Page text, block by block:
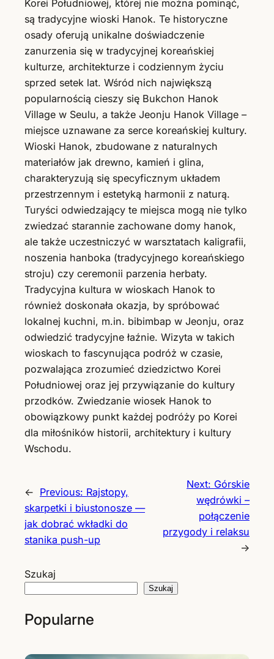
Korei Południowej, której nie można pominąć,
są tradycyjne wioski Hanok. Te historyczne
osady oferują unikalne doświadczenie
zanurzenia się w tradycyjnej koreańskiej
kulturze, architekturze i codziennym życiu
sprzed setek lat. Wśród nich największą
popularnością cieszy się Bukchon Hanok
Village w Seulu, a także Jeonju Hanok Village –
miejsce uznawane za serce koreańskiej kultury.
Wioski Hanok, zbudowane z naturalnych
materiałów jak drewno, kamień i glina,
charakteryzują się specyficznym układem
przestrzennym i estetyką harmonii z naturą.
Turyści odwiedzający te miejsca mogą nie tylko
zwiedzać starannie zachowane domy hanok,
ale także uczestniczyć w warsztatach kaligrafii,
noszenia hanboka (tradycyjnego koreańskiego
stroju) czy ceremonii parzenia herbaty.
Tradycyjna kultura w wioskach Hanok to
również doskonała okazja, by spróbować
lokalnej kuchni, m.in. bibimbap w Jeonju, oraz
odwiedzić tradycyjne łaźnie. Wizyta w takich
wioskach to fascynująca podróż w czasie,
pozwalająca zrozumieć dziedzictwo Korei
Południowej oraz jej przywiązanie do kultury
przodków. Zwiedzanie wiosek Hanok to
obowiązkowy punkt każdej podróży po Korei
dla miłośników historii, architektury i kultury
Wschodu.
← Previous: Rajstopy,
skarpetki i biustonosze —
jak dobrać wkładki do
stanika push-up
Next: Górskie
wędrówki –
połączenie
przygody i relaksu
→
Szukaj
Szukaj
Popularne